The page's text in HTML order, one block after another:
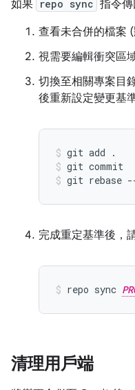
如果 repo sync 指令傳
查看未合併的檔案 (
視需要編輯衝突區域
切換至相關專案目
後重新設定變更基
git add .
git commit
git rebase
完成重定基準後，
repo sync
清理用戶端